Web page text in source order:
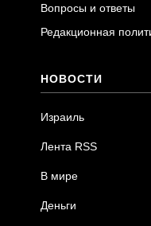
Вопросы и ответы
Редакционная
НОВОСТИ
Израиль
Лента RSS
В мире
Деньги